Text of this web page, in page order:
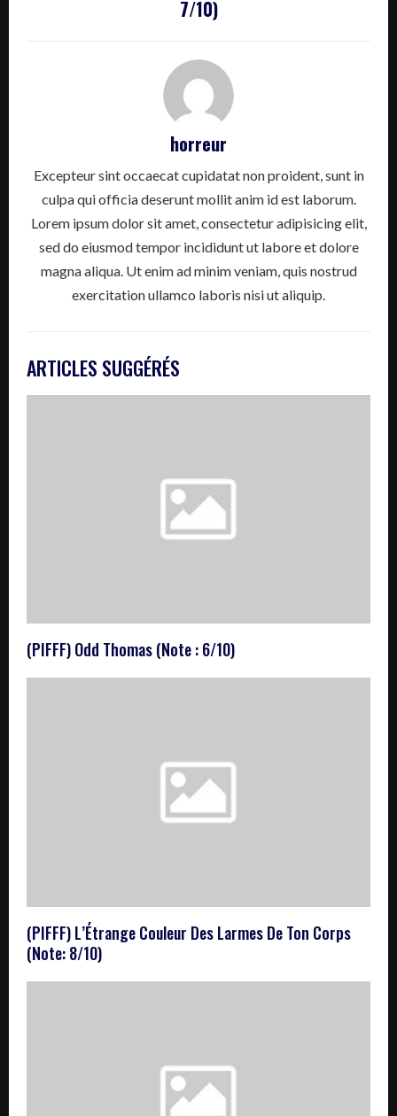
7/10)
horreur
Excepteur sint occaecat cupidatat non proident, sunt in
culpa qui officia deserunt mollit anim id est laborum.
Lorem ipsum dolor sit amet, consectetur adipisicing elit,
sed do eiusmod tempor incididunt ut labore et dolore
magna aliqua. Ut enim ad minim veniam, quis nostrud
exercitation ullamco laboris nisi ut aliquip.
ARTICLES SUGGÉRÉS
(PIFFF) Odd Thomas (Note : 6/10)
(PIFFF) L’Étrange Couleur Des Larmes De Ton Corps
(Note: 8/10)